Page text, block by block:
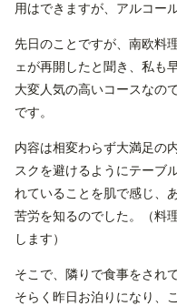
用はできますが、アルコー
先日のことですが、南欧料
ェが再開したと聞き、私も
大変人気の高いコースなの
です。
内容は相変わらず大満足の
スクを避けるようにテーブ
れていることを肌で感じ、
苦労を知るのでした。（料
します）
そこで、隣りで食事をされ
そらく昨日お泊りになり、